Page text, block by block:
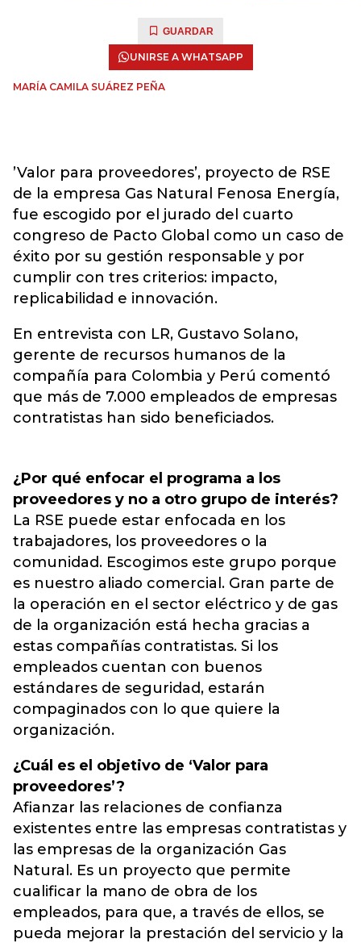
GUARDAR
UNIRSE A WHATSAPP
MARÍA CAMILA SUÁREZ PEÑA
’Valor para proveedores’, proyecto de RSE
de la empresa Gas Natural Fenosa Energía,
fue escogido por el jurado del cuarto
congreso de Pacto Global como un caso de
éxito por su gestión responsable y por
cumplir con tres criterios: impacto,
replicabilidad e innovación.
En entrevista con LR, Gustavo Solano,
gerente de recursos humanos de la
compañía para Colombia y Perú comentó
que más de 7.000 empleados de empresas
contratistas han sido beneficiados.
¿Por qué enfocar el programa a los
proveedores y no a otro grupo de interés?
La RSE puede estar enfocada en los
trabajadores, los proveedores o la
comunidad. Escogimos este grupo porque
es nuestro aliado comercial. Gran parte de
la operación en el sector eléctrico y de gas
de la organización está hecha gracias a
estas compañías contratistas. Si los
empleados cuentan con buenos
estándares de seguridad, estarán
compaginados con lo que quiere la
organización.
¿Cuál es el objetivo de ‘Valor para
proveedores’?
Afianzar las relaciones de confianza
existentes entre las empresas contratistas y
las empresas de la organización Gas
Natural. Es un proyecto que permite
cualificar la mano de obra de los
empleados, para que, a través de ellos, se
pueda mejorar la prestación del servicio y la